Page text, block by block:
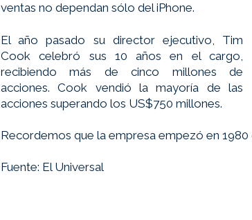
ventas no dependan sólo del iPhone.
El año pasado su director ejecutivo, Tim
Cook celebró sus 10 años en el cargo,
recibiendo más de cinco millones de
acciones. Cook vendió la mayoría de las
acciones superando los US$750 millones.
Recordemos que la empresa empezó en
Fuente: El Universal